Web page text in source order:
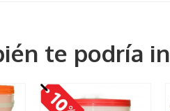
te podría